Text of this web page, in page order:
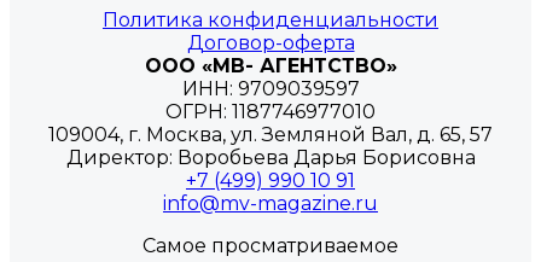
Политика конфиденциальности
Договор-оферта
ООО «МВ- АГЕНТСТВО»
ИНН: 9709039597
ОГРН: 1187746977010
109004, г. Москва, ул. Земляной Вал, д. 65, 57
Директор: Воробьева Дарья Борисовна
+7 (499) 990 10 91
info@mv-magazine.ru
Самое просматриваемое